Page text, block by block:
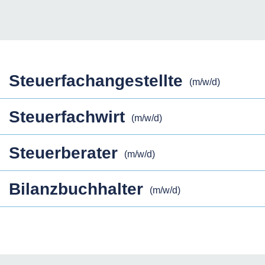
Steuerfachangestellte (m/w/d)
Steuerfachwirt (m/w/d)
Steuerberater (m/w/d)
Bilanzbuchhalter (m/w/d)